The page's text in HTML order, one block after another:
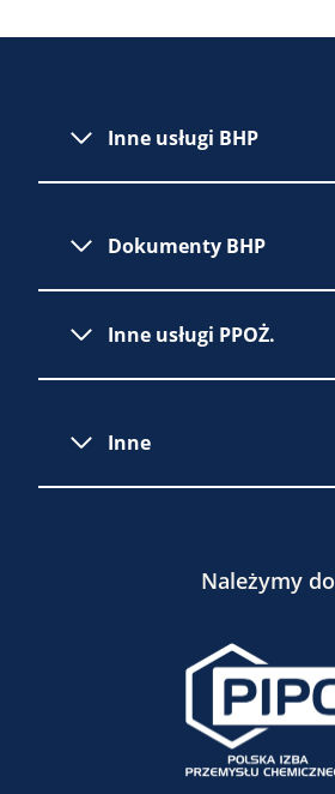
Inne usługi BHP
Dokumenty BHP
Inne usługi PPOŻ.
Inne
Należymy do